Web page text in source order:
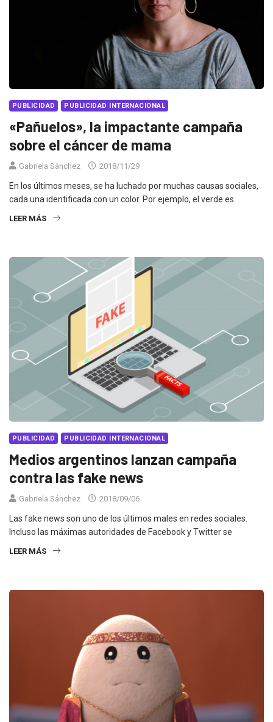
PUBLICIDAD PUBLICIDAD INTERNACIONAL
«Pañuelos», la impactante campaña
sobre el cáncer de mama
Gabriela Sánchez 2018/11/29
En los últimos meses, se ha luchado por muchas causas sociales,
cada una identificada con un color. Por ejemplo, el verde es
LEER MÁS
PUBLICIDAD PUBLICIDAD INTERNACIONAL
Medios argentinos lanzan campaña
contra las fake news
Gabriela Sánchez 2018/09/06
Las fake news son uno de los últimos males en redes sociales.
Incluso las máximas autoridades de Facebook y Twitter se
LEER MÁS